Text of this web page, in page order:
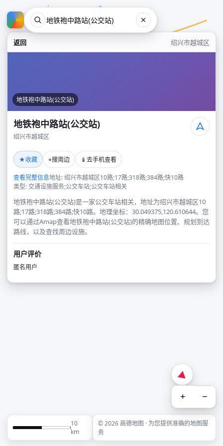
返回 绍兴市越城区
地铁袍中路站(公交站)
地铁袍中路站(公交站)
绍兴市越城区
★收藏 ⌖搜周边 📱 去手机查看
查看完整信息地址: 绍兴市越城区10路;17路;318路;384路;快10路
类型: 交通设施服务;公交车站;公交车站相关
地铁袍中路站(公交站)是一家公交车站相关，地址为绍兴市越城区10
路;17路;318路;384路;快10路。地理坐标：30.049375,120.610644。您
可以通过Amap查看地铁袍中路站(公交站)的精确地图位置、规划到达
路线，以及查找周边设施。
用户评价
匿名用户
+ −
10
km
© 2026 高德地图 · 为您提供准确的地图服
务